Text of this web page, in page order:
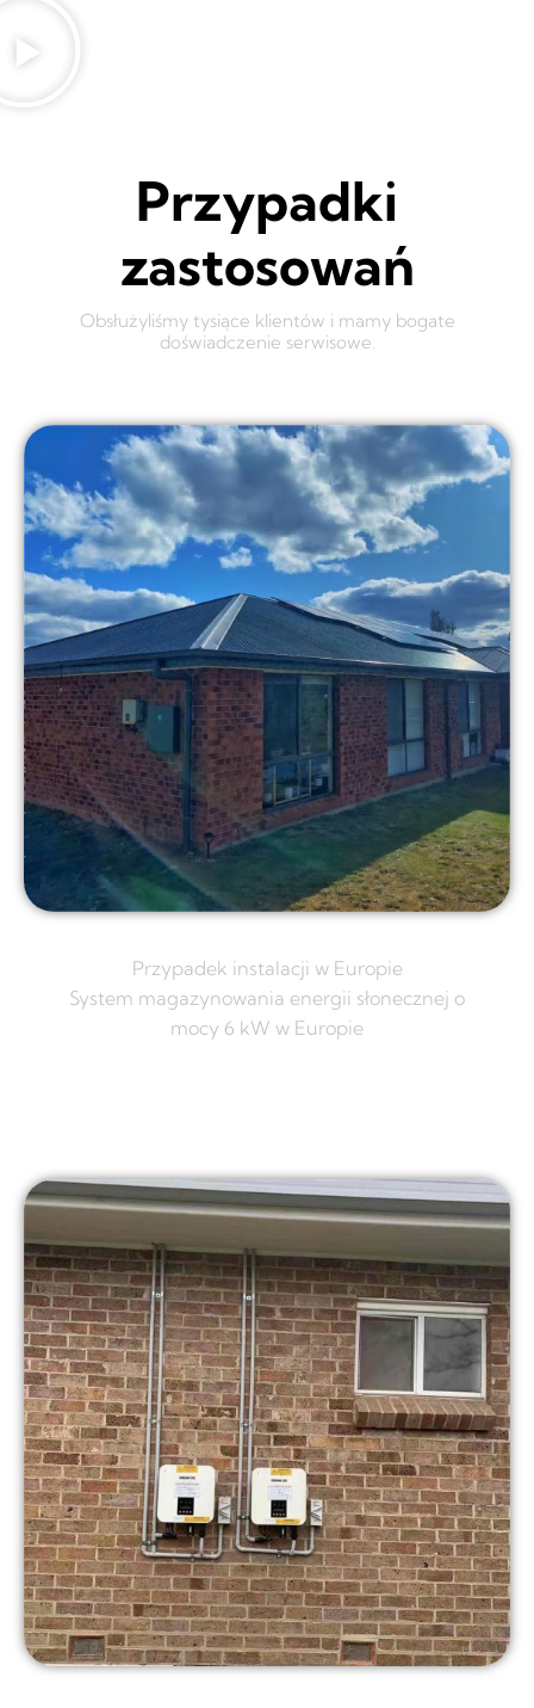
Przypadki
zastosowań
Obsłużyliśmy tysiące klientów i mamy bogate
doświadczenie serwisowe.
Przypadek instalacji w Europie
System magazynowania energii słonecznej o
mocy 6 kW w Europie